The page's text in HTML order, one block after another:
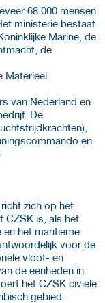
68.000 mensen
ministerie bestaat
Marine, de
de
Materieel
van Nederland en
De
en
zich op het
CZSK is, als het
en het maritieme
voor de
vloot- en
de eenheden in
het CZSK civiele
gebied.